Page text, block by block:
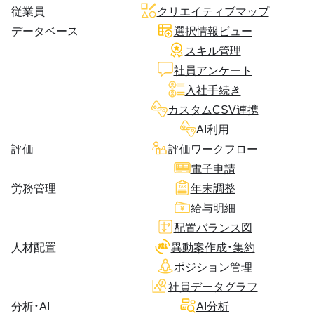
従業員
データベース
クリエイティブマップ
選択情報ビュー
スキル管理
社員アンケート
入社手続き
カスタムCSV連携
AI利用
評価
評価ワークフロー
労務管理
電子申請
年末調整
給与明細
人材配置
配置バランス図
異動案作成・集約
ポジション管理
分析・AI
社員データグラフ
AI分析